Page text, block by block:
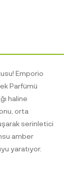
Emporio
Parfümü
haline
orta
serinletici
amber
yaratıyor.